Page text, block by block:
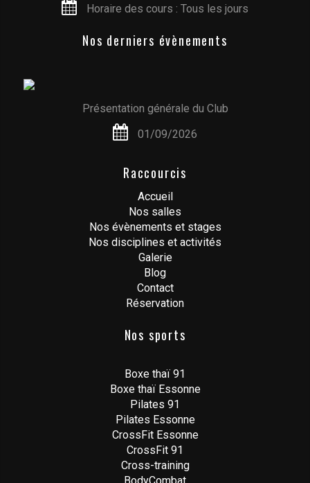
Horaire des cours : Tous les jours
Nos derniers évènements
Présentation générale du Club
01/09/2026
Raccourcis
Accueil
Nos salles
Nos évènements et stages
Nos disciplines et activités
Galerie
Blog
Contact
Réservation
Nos sports
Boxe thaï 91
Boxe thaï Essonne
Pilates 91
Pilates Essonne
CrossFit Essonne
CrossFit 91
Cross-training